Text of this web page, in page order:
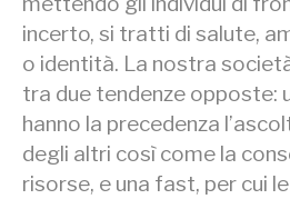
incerto, si tratti di salute,
o identità. La nostra
tra due tendenze opposte:
hanno la precedenza
degli altri così come la
risorse, e una fast, per cui